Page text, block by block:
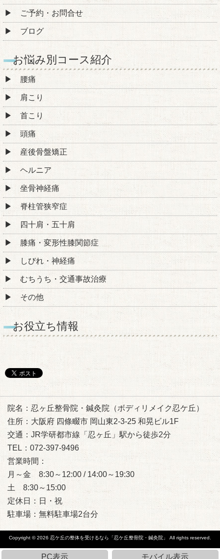
ご予約・お問合せ
ブログ
お悩み別コース紹介
腰痛
肩こり
首こり
頭痛
産後骨盤矯正
ヘルニア
坐骨神経痛
脊柱管狭窄症
四十肩・五十肩
膝痛・変形性膝関節症
しびれ・神経痛
むちうち・交通事故治療
その他
お役立ち情報
院名：忍ヶ丘整骨院・鍼灸院（ボディリメイク忍ケ丘）
住所：大阪府 四條畷市 岡山東2-3-25 和晃ビル1F
交通：JR学研都市線「忍ヶ丘」駅から徒歩2分
TEL：072-397-9496
営業時間：
月～金 8:30～12:00 / 14:00～19:30
土 8:30～15:00
定休日：日・祝
駐車場：無料駐車場2台分
Copyright © 2026 忍ケ丘の整体を受けるなら「忍ケ丘整骨院・鍼灸院」 All rights reserved.
PC表示 モバイル表示